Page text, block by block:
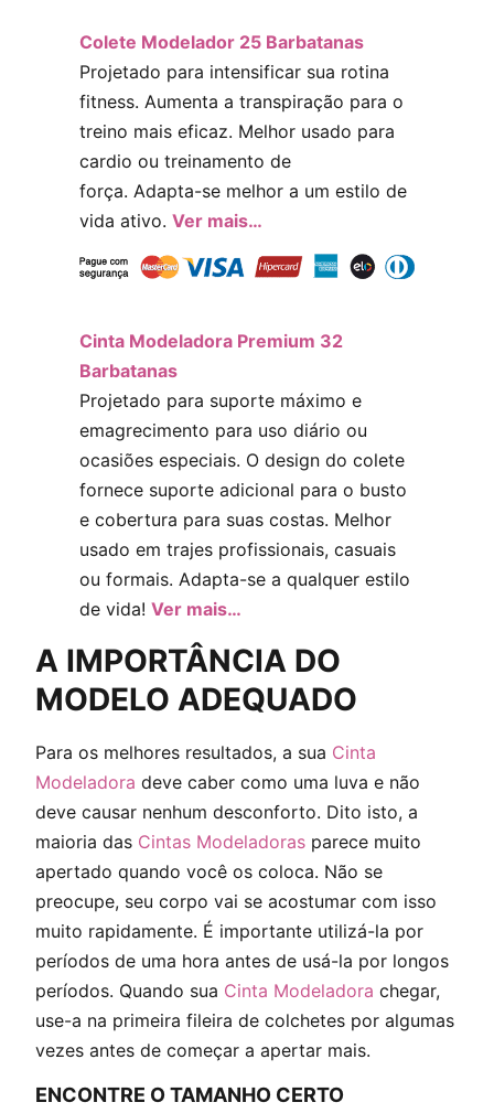
Colete Modelador 25 Barbatanas
Projetado para intensificar sua rotina
fitness. Aumenta a transpiração para o
treino mais eficaz. Melhor usado para
cardio ou treinamento de
força. Adapta-se melhor a um estilo de
vida ativo. Ver mais…
Cinta Modeladora Premium 32
Barbatanas
Projetado para suporte máximo e
emagrecimento para uso diário ou
ocasiões especiais. O design do colete
fornece suporte adicional para o busto
e cobertura para suas costas. Melhor
usado em trajes profissionais, casuais
ou formais. Adapta-se a qualquer estilo
de vida! Ver mais…
A IMPORTÂNCIA DO
MODELO ADEQUADO
Para os melhores resultados, a sua Cinta
Modeladora deve caber como uma luva e não
deve causar nenhum desconforto. Dito isto, a
maioria das Cintas Modeladoras parece muito
apertado quando você os coloca. Não se
preocupe, seu corpo vai se acostumar com isso
muito rapidamente. É importante utilizá-la por
períodos de uma hora antes de usá-la por longos
períodos. Quando sua Cinta Modeladora chegar,
use-a na primeira fileira de colchetes por algumas
vezes antes de começar a apertar mais.
ENCONTRE O TAMANHO CERTO